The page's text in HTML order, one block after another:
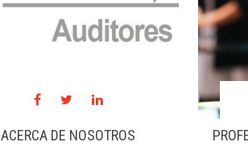
ACERCA DE NOSOTROS
selectos a servicio de usted.